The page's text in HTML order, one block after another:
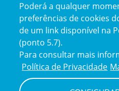
e
elogios
Poderá a qualquer
preferências de cookies
de um link disponível na
(ponto 5.7).
Para consultar mais
Política de Privacidade